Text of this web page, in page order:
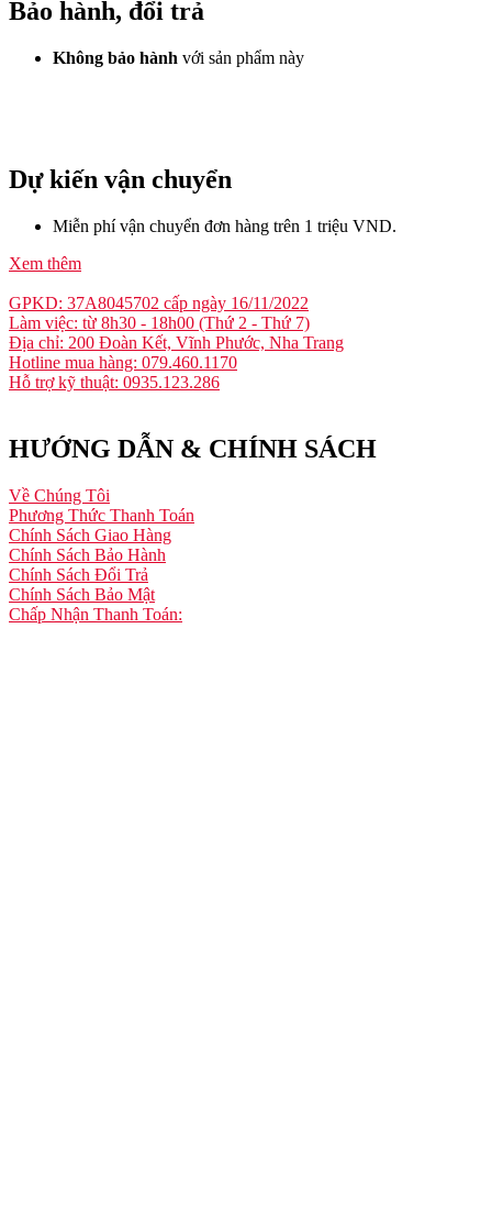
Bảo hành, đổi trả
Không bảo hành với sản phẩm này
Dự kiến vận chuyển
Miễn phí vận chuyển đơn hàng trên 1 triệu VND.
Xem thêm
GPKD: 37A8045702 cấp ngày 16/11/2022
Làm việc: từ 8h30 - 18h00 (Thứ 2 - Thứ 7)
Địa chỉ: 200 Đoàn Kết, Vĩnh Phước, Nha Trang
Hotline mua hàng: 079.460.1170
Hỗ trợ kỹ thuật: 0935.123.286
HƯỚNG DẪN & CHÍNH SÁCH
Về Chúng Tôi
Phương Thức Thanh Toán
Chính Sách Giao Hàng
Chính Sách Bảo Hành
Chính Sách Đổi Trả
Chính Sách Bảo Mật
Chấp Nhận Thanh Toán: